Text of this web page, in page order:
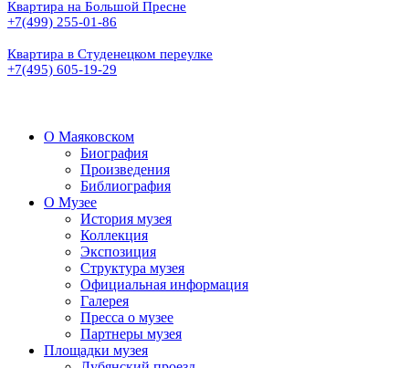
Квартира на Большой Пресне
+7(499) 255-01-86
Квартира в Студенецком переулке
+7(495) 605-19-29
О Маяковском
Биография
Произведения
Библиография
О Музее
История музея
Коллекция
Экспозиция
Структура музея
Официальная информация
Галерея
Пресса о музее
Партнеры музея
Площадки музея